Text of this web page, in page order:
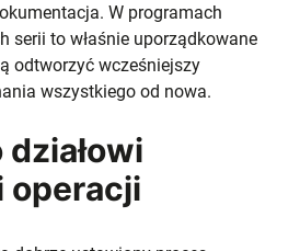
W programach
serii to właśnie uporządkowane
odtworzyć wcześniejszy
wszystkiego od nowa.
operacji